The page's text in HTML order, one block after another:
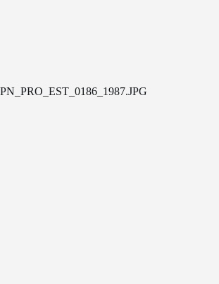
PN_PRO_EST_0186_1987.JPG